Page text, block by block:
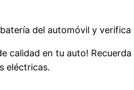
del automóvil y
calidad en tu auto!
eléctricas.